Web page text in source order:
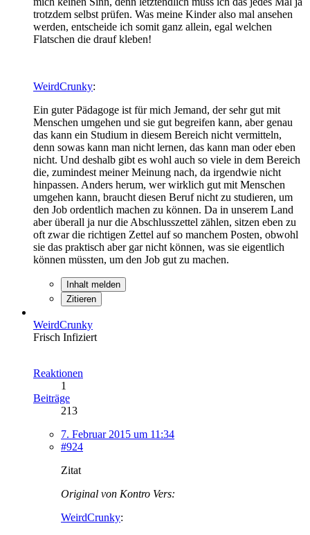
trotzdem selbst prüfen. Was meine Kinder also mal ansehen
werden, entscheide ich somit ganz allein, egal welchen
Flatschen die drauf kleben!
WeirdCrunky:
Ein guter Pädagoge ist für mich Jemand, der sehr gut mit
Menschen umgehen und sie gut begreifen kann, aber genau
das kann ein Studium in diesem Bereich nicht vermitteln,
denn sowas kann man nicht lernen, das kann man oder eben
nicht. Und deshalb gibt es wohl auch so viele in dem Bereich
die, zumindest meiner Meinung nach, da irgendwie nicht
hinpassen. Anders herum, wer wirklich gut mit Menschen
umgehen kann, braucht diesen Beruf nicht zu studieren, um
den Job ordentlich machen zu können. Da in unserem Land
aber überall ja nur die Abschlusszettel zählen, sitzen eben zu
oft zwar die richtigen Zettel auf so manchem Posten, obwohl
sie das praktisch aber gar nicht können, was sie eigentlich
können müssten, um den Job gut zu machen.
Inhalt melden
Zitieren
WeirdCrunky
Frisch Infiziert
Reaktionen
1
Beiträge
213
7. Februar 2015 um 11:34
#924
Zitat
Original von Kontro Vers:
WeirdCrunky: